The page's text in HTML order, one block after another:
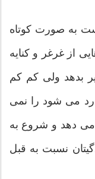
به صورت کوتاه
از غرغر و کنایه
بدهد ولی کم کم
می شود را نمی
دهد و شروع به
نسبت به قبل